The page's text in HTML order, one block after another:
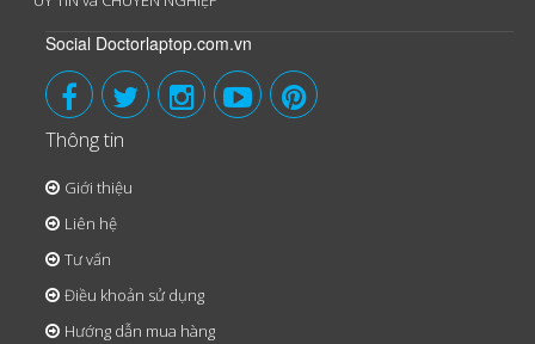
Social Doctorlaptop.com.vn
Thông tin
Giới thiệu
Liên hệ
Tư vấn
Điều khoản sử dụng
Hướng dẫn mua hàng